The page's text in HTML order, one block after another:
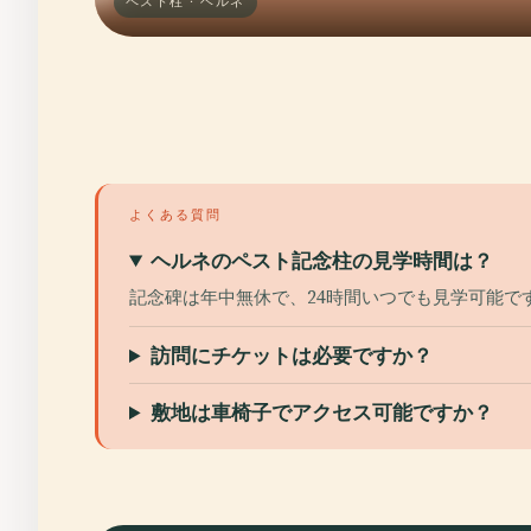
よくある質問
ヘルネのペスト記念柱の見学時間は？
記念碑は年中無休で、24時間いつでも見学可能で
訪問にチケットは必要ですか？
敷地は車椅子でアクセス可能ですか？